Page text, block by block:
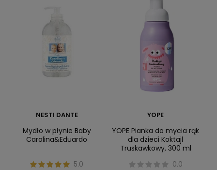
NESTI DANTE
Mydło w płynie Baby
Carolina&Eduardo
5.0
YOPE
YOPE Pianka do mycia rąk
dla dzieci Koktajl
Truskawkowy, 300 ml
0.0